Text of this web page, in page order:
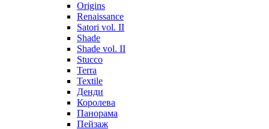
Origins
Renaissance
Satori vol. II
Shade
Shade vol. II
Stucco
Terra
Textile
Денди
Королева
Панорама
Пейзаж